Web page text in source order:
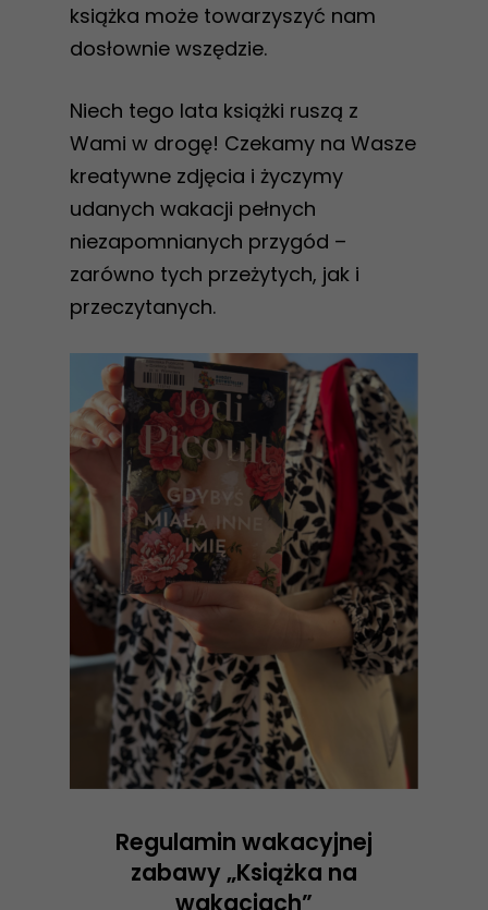
książka może towarzyszyć nam
dosłownie wszędzie.
Niech tego lata książki ruszą z
Wami w drogę! Czekamy na Wasze
kreatywne zdjęcia i życzymy
udanych wakacji pełnych
niezapomnianych przygód –
zarówno tych przeżytych, jak i
przeczytanych.
Regulamin wakacyjnej
zabawy „Książka na
wakacjach”